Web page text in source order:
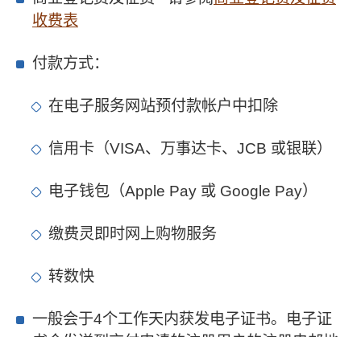
收费表
付款方式：
在电子服务网站预付款帐户中扣除
信用卡（VISA、万事达卡、JCB 或银联）
电子钱包（Apple Pay 或 Google Pay）
缴费灵即时网上购物服务
转数快
一般会于4个工作天内获发电子证书。电子证